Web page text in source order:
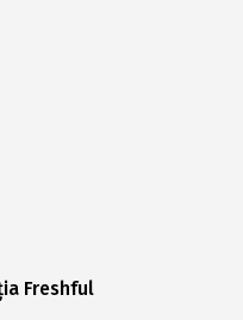
Freshful